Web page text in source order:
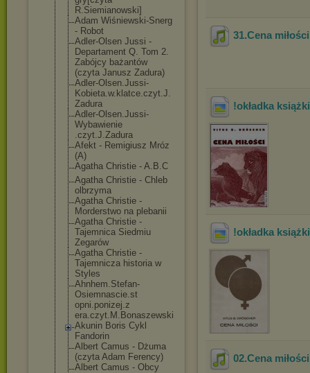
R.Siemianowski]
Adam Wiśniewski-Snerg
- Robot
Adler-Olsen Jussi -
Departament Q. Tom 2.
Zabójcy bażantów
(czyta Janusz Zadura)
Adler-Olsen.Jussi-
Kobieta.w. klatce.czyt.J.
Zadura
Adler-Olsen.Jussi-
Wybawienie
.czyt.J.Zadura
Afekt - Remigiusz Mróz
(A)
Agatha Christie - A.B.C
Agatha Christie - Chleb
olbrzyma
Agatha Christie -
Morderstwo na plebanii
Agatha Christie -
Tajemnica Siedmiu
Zegarów
Agatha Christie -
Tajemnicza historia w
Styles
Ahnhem.Stefan-
Osiemnascie.st
opni.ponizej.z
era.czyt.M.Bonaszewski
Akunin Boris Cykl
Fandorin
Albert Camus - Dżuma
(czyta Adam Ferency)
Albert Camus - Obcy
31.Cena miłości
!okładka
!okładka
02.Cena miłości